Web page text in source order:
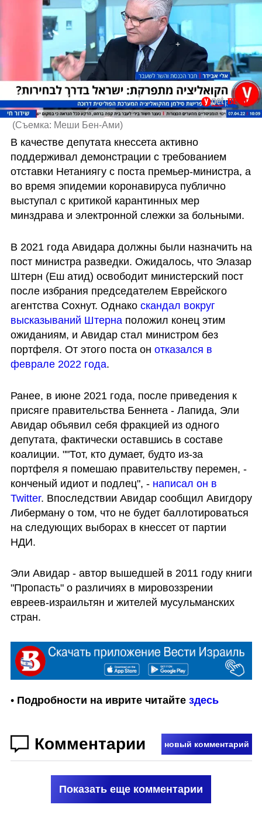
581414#ריאיון פוליטי ח"כ אלי אבידר
(Съемка: Меши Бен-Ами)
В качестве депутата кнессета активно
поддерживал демонстрации с требованием
отставки Нетаниягу с поста премьер-министра, а
во время эпидемии коронавируса публично
выступал с критикой карантинных мер
минздрава и электронной слежки за больными.
В 2021 года Авидара должны были назначить на
пост министра разведки. Ожидалось, что Элазар
Штерн (Еш атид) освободит министерский пост
после избрания председателем Еврейского
агентства Сохнут. Однако скандал вокруг
высказываний Штерна положил конец этим
ожиданиям, и Авидар стал министром без
портфеля. От этого поста он отказался в
феврале 2022 года.
Ранее, в июне 2021 года, после приведения к
присяге правительства Беннета - Лапида, Эли
Авидар объявил себя фракцией из одного
депутата, фактически оставшись в составе
коалиции. ""Тот, кто думает, будто из-за
портфеля я помешаю правительству перемен, -
конченый идиот и подлец", - написал он в
Twitter. Впоследствии Авидар сообщил Авигдору
Либерману о том, что не будет баллотироваться
на следующих выборах в кнессет от партии
НДИ.
Эли Авидар - автор вышедшей в 2011 году книги
"Пропасть" о различиях в мировоззрении
евреев-израильтян и жителей мусульманских
стран.
• Подробности на иврите читайте здесь
Комментарии новый комментарий
Показать еще комментарии